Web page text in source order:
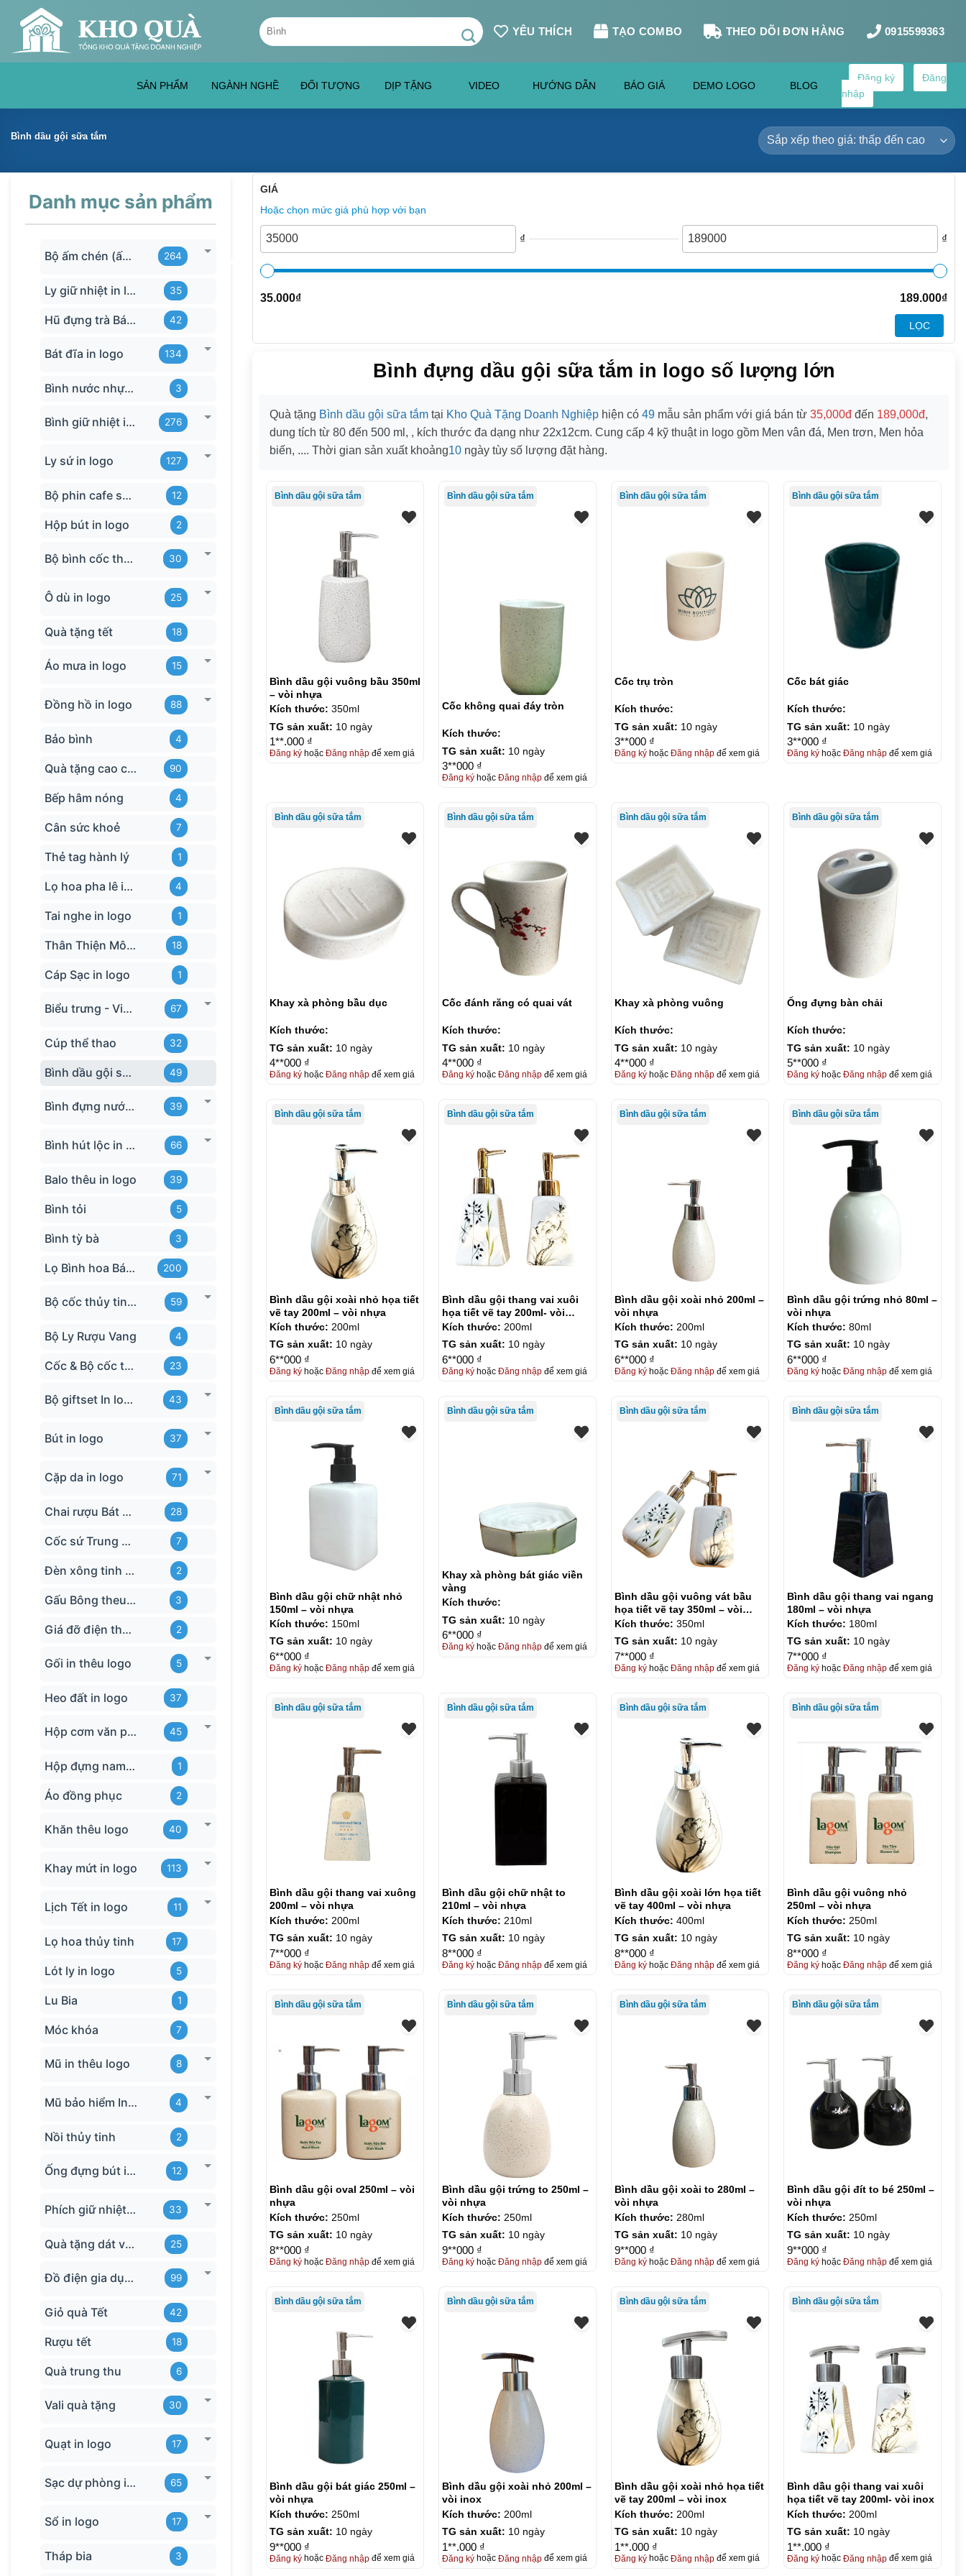
content
Tìm
kiếm:
YÊU THÍCH TẠO COMBO THEO DÕI ĐƠN HÀNG 0915599363
SẢN PHẨM NGÀNH NGHỀ ĐỐI TƯỢNG DỊP TẶNG VIDEO HƯỚNG DẪN BÁO GIÁ DEMO LOGO BLOG
Đăng ký
Đăng
nhập
Bình dầu gội sữa tắm
Danh mục sản phẩm
Bộ ấm chén (ấm trà) in logo 264
Ly giữ nhiệt in logo 35
Hũ đựng trà Bát Tràng 42
Bát đĩa in logo 134
Bình nước nhựa TQ 3
Bình giữ nhiệt in logo 276
Ly sứ in logo 127
Bộ phin cafe sứ Bát Tràng 12
Hộp bút in logo 2
Bộ bình cốc thủy tinh 30
Ô dù in logo 25
Quà tặng tết 18
Áo mưa in logo 15
Đồng hồ in logo 88
Bảo bình 4
Quà tặng cao cấp 90
Bếp hâm nóng 4
Cân sức khoẻ 7
Thẻ tag hành lý 1
Lọ hoa pha lê in logo 4
Tai nghe in logo 1
Thân Thiện Môi trường 18
Cáp Sạc in logo 1
Biểu trưng - Vinh danh in logo 67
Cúp thể thao 32
Bình dầu gội sữa tắm 49
Bình đựng nước in logo 39
Bình hút lộc in logo 66
Balo thêu in logo 39
Bình tỏi 5
Bình tỳ bà 3
Lọ Bình hoa Bát Tràng in logo 200
Bộ cốc thủy tinh hãng 59
Bộ Ly Rượu Vang 4
Cốc & Bộ cốc thủy tinh TQ 23
Bộ giftset In logo 43
Bút in logo 37
Cặp da in logo 71
Chai rượu Bát Tràng 28
Cốc sứ Trung Quốc 7
Đèn xông tinh dầu 2
Gấu Bông theu-logo 3
Giá đỡ điện thoại 2
Gối in thêu logo 5
Heo đất in logo 37
Hộp cơm văn phòng 45
Hộp đựng name card 1
Áo đồng phục 2
Khăn thêu logo 40
Khay mứt in logo 113
Lịch Tết in logo 11
Lọ hoa thủy tinh 17
Lót ly in logo 5
Lu Bia 1
Móc khóa 7
Mũ in thêu logo 8
Mũ bảo hiểm In logo 4
Nồi thủy tinh 2
Ống đựng bút in logo 12
Phích giữ nhiệt quà tặng 33
Quà tặng dát vàng 25
Đồ điện gia dụng in logo 99
Giỏ quà Tết 42
Rượu tết 18
Quà trung thu 6
Vali quà tặng 30
Quạt in logo 17
Sạc dự phòng in logo 65
Sổ in logo 17
Tháp bia 3
GIÁ
Hoặc chọn mức giá phù hợp với bạn
₫ ₫
35.000₫ 189.000₫
LỌC
Bình đựng dầu gội sữa tắm in logo số lượng lớn
Quà tặng Bình dầu gội sữa tắm tại Kho Quà Tặng Doanh Nghiệp hiện có 49 mẫu sản phẩm với giá bán từ 35,000đ đến 189,000đ,
dung tích từ 80 đến 500 ml , , kích thước đa dạng như 22x12cm. Cung cấp 4 kỹ thuật in logo gồm Men vân đá, Men trơn, Men hỏa
biến, .... Thời gian sản xuất khoảng10 ngày tùy số lượng đặt hàng.
Bình dầu gội sữa tắm
Bình dầu gội vuông bầu 350ml
– vòi nhựa
Kích thước: 350ml
TG sản xuất: 10 ngày
1**.000 ₫
Đăng kýhoặc Đăng nhậpđể xem giá
Bình dầu gội sữa tắm
Cốc không quai đáy tròn
Kích thước:
TG sản xuất: 10 ngày
3**000 ₫
Đăng kýhoặc Đăng nhậpđể xem giá
Bình dầu gội sữa tắm
Cốc trụ tròn
Kích thước:
TG sản xuất: 10 ngày
3**000 ₫
Đăng kýhoặc Đăng nhậpđể xem giá
Bình dầu gội sữa tắm
Cốc bát giác
Kích thước:
TG sản xuất: 10 ngày
3**000 ₫
Đăng kýhoặc Đăng nhậpđể xem giá
Bình dầu gội sữa tắm
Khay xà phòng bầu dục
Kích thước:
TG sản xuất: 10 ngày
4**000 ₫
Đăng kýhoặc Đăng nhậpđể xem giá
Bình dầu gội sữa tắm
Cốc đánh răng có quai vát
Kích thước:
TG sản xuất: 10 ngày
4**000 ₫
Đăng kýhoặc Đăng nhậpđể xem giá
Bình dầu gội sữa tắm
Khay xà phòng vuông
Kích thước:
TG sản xuất: 10 ngày
4**000 ₫
Đăng kýhoặc Đăng nhậpđể xem giá
Bình dầu gội sữa tắm
Ống đựng bàn chải
Kích thước:
TG sản xuất: 10 ngày
5**000 ₫
Đăng kýhoặc Đăng nhậpđể xem giá
Bình dầu gội sữa tắm
Bình dầu gội xoài nhỏ họa tiết
vẽ tay 200ml – vòi nhựa
Kích thước: 200ml
TG sản xuất: 10 ngày
6**000 ₫
Đăng kýhoặc Đăng nhậpđể xem giá
Bình dầu gội sữa tắm
Bình dầu gội thang vai xuôi
họa tiết vẽ tay 200ml- vòi
nhựa
Kích thước: 200ml
TG sản xuất: 10 ngày
6**000 ₫
Đăng kýhoặc Đăng nhậpđể xem giá
Bình dầu gội sữa tắm
Bình dầu gội xoài nhỏ 200ml –
vòi nhựa
Kích thước: 200ml
TG sản xuất: 10 ngày
6**000 ₫
Đăng kýhoặc Đăng nhậpđể xem giá
Bình dầu gội sữa tắm
Bình dầu gội trứng nhỏ 80ml –
vòi nhựa
Kích thước: 80ml
TG sản xuất: 10 ngày
6**000 ₫
Đăng kýhoặc Đăng nhậpđể xem giá
Bình dầu gội sữa tắm
Bình dầu gội chữ nhật nhỏ
150ml – vòi nhựa
Kích thước: 150ml
TG sản xuất: 10 ngày
6**000 ₫
Đăng kýhoặc Đăng nhậpđể xem giá
Bình dầu gội sữa tắm
Khay xà phòng bát giác viền
vàng
Kích thước:
TG sản xuất: 10 ngày
6**000 ₫
Đăng kýhoặc Đăng nhậpđể xem giá
Bình dầu gội sữa tắm
Bình dầu gội vuông vát bầu
họa tiết vẽ tay 350ml – vòi
nhựa
Kích thước: 350ml
TG sản xuất: 10 ngày
7**000 ₫
Đăng kýhoặc Đăng nhậpđể xem giá
Bình dầu gội sữa tắm
Bình dầu gội thang vai ngang
180ml – vòi nhựa
Kích thước: 180ml
TG sản xuất: 10 ngày
7**000 ₫
Đăng kýhoặc Đăng nhậpđể xem giá
Bình dầu gội sữa tắm
Bình dầu gội thang vai xuông
200ml – vòi nhựa
Kích thước: 200ml
TG sản xuất: 10 ngày
7**000 ₫
Đăng kýhoặc Đăng nhậpđể xem giá
Bình dầu gội sữa tắm
Bình dầu gội chữ nhật to
210ml – vòi nhựa
Kích thước: 210ml
TG sản xuất: 10 ngày
8**000 ₫
Đăng kýhoặc Đăng nhậpđể xem giá
Bình dầu gội sữa tắm
Bình dầu gội xoài lớn họa tiết
vẽ tay 400ml – vòi nhựa
Kích thước: 400ml
TG sản xuất: 10 ngày
8**000 ₫
Đăng kýhoặc Đăng nhậpđể xem giá
Bình dầu gội sữa tắm
Bình dầu gội vuông nhỏ
250ml – vòi nhựa
Kích thước: 250ml
TG sản xuất: 10 ngày
8**000 ₫
Đăng kýhoặc Đăng nhậpđể xem giá
Bình dầu gội sữa tắm
Bình dầu gội oval 250ml – vòi
nhựa
Kích thước: 250ml
TG sản xuất: 10 ngày
8**000 ₫
Đăng kýhoặc Đăng nhậpđể xem giá
Bình dầu gội sữa tắm
Bình dầu gội trứng to 250ml –
vòi nhựa
Kích thước: 250ml
TG sản xuất: 10 ngày
9**000 ₫
Đăng kýhoặc Đăng nhậpđể xem giá
Bình dầu gội sữa tắm
Bình dầu gội xoài to 280ml –
vòi nhựa
Kích thước: 280ml
TG sản xuất: 10 ngày
9**000 ₫
Đăng kýhoặc Đăng nhậpđể xem giá
Bình dầu gội sữa tắm
Bình dầu gội đít to bé 250ml –
vòi nhựa
Kích thước: 250ml
TG sản xuất: 10 ngày
9**000 ₫
Đăng kýhoặc Đăng nhậpđể xem giá
Bình dầu gội sữa tắm
Bình dầu gội bát giác 250ml –
vòi nhựa
Kích thước: 250ml
TG sản xuất: 10 ngày
9**000 ₫
Đăng kýhoặc Đăng nhậpđể xem giá
Bình dầu gội sữa tắm
Bình dầu gội xoài nhỏ 200ml –
vòi inox
Kích thước: 200ml
TG sản xuất: 10 ngày
1**.000 ₫
Đăng kýhoặc Đăng nhậpđể xem giá
Bình dầu gội sữa tắm
Bình dầu gội xoài nhỏ họa tiết
vẽ tay 200ml – vòi inox
Kích thước: 200ml
TG sản xuất: 10 ngày
1**.000 ₫
Đăng kýhoặc Đăng nhậpđể xem giá
Bình dầu gội sữa tắm
Bình dầu gội thang vai xuôi
họa tiết vẽ tay 200ml- vòi inox
Kích thước: 200ml
TG sản xuất: 10 ngày
1**.000 ₫
Đăng kýhoặc Đăng nhậpđể xem giá